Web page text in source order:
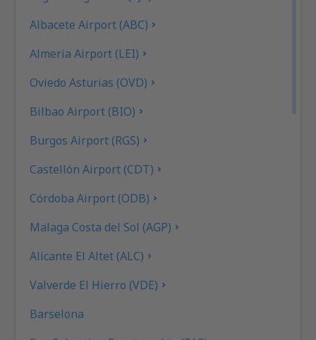
Albacete Airport (ABC)
Almeria Airport (LEI)
Oviedo Asturias (OVD)
Bilbao Airport (BIO)
Burgos Airport (RGS)
Castellón Airport (CDT)
Córdoba Airport (ODB)
Malaga Costa del Sol (AGP)
Alicante El Altet (ALC)
Valverde El Hierro (VDE)
Barselona